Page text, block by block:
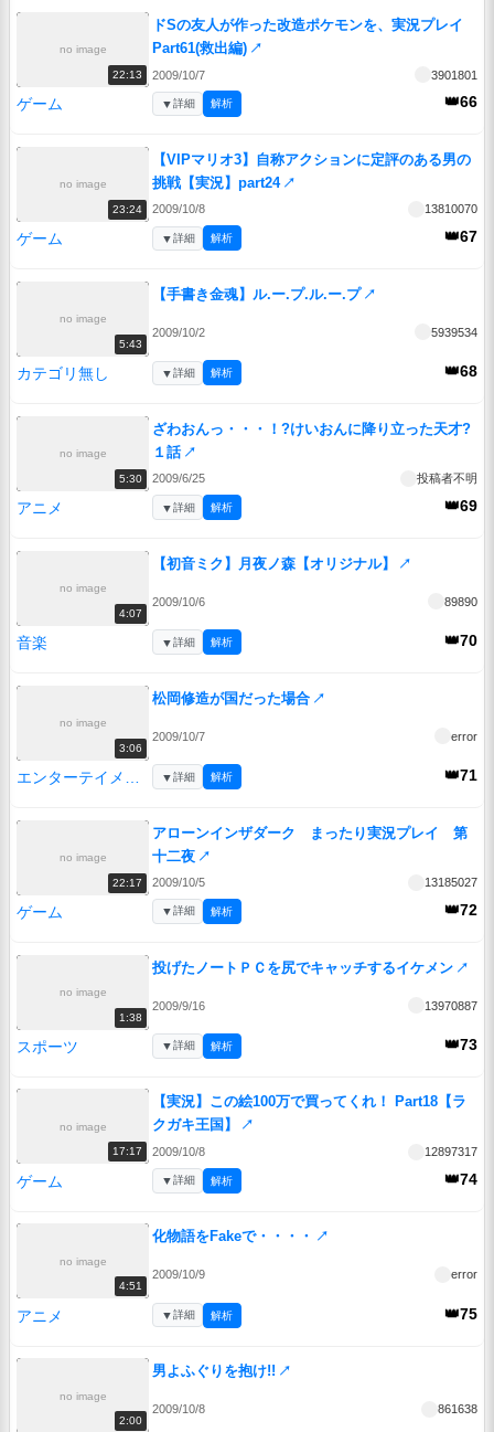
no image
22:13
ドSの友人が作った改造ポケモンを、実況プレイ
Part61(救出編) ↗
2009/10/7 3901801
ゲーム 👑66
▼詳細 解析
no image
23:24
【VIPマリオ3】自称アクションに定評のある男の
挑戦【実況】part24 ↗
2009/10/8 13810070
ゲーム 👑67
▼詳細 解析
no image
5:43
【手書き金魂】ル.ー.プ.ル.ー.プ ↗
2009/10/2 5939534
カテゴリ無し 👑68
▼詳細 解析
no image
5:30
ざわおんっ・・・！?けいおんに降り立った天才?
１話 ↗
2009/6/25 投稿者不明
アニメ 👑69
▼詳細 解析
no image
4:07
【初音ミク】月夜ノ森【オリジナル】 ↗
2009/10/6 89890
音楽 👑70
▼詳細 解析
no image
3:06
松岡修造が国だった場合 ↗
2009/10/7 error
👑71
▼詳細 解析
no image
22:17
アローンインザダーク まったり実況プレイ 第
十二夜 ↗
2009/10/5 13185027
ゲーム 👑72
▼詳細 解析
no image
1:38
投げたノートＰＣを尻でキャッチするイケメン ↗
2009/9/16 13970887
スポーツ 👑73
▼詳細 解析
no image
17:17
【実況】この絵100万で買ってくれ！ Part18【ラ
クガキ王国】
↗
2009/10/8 12897317
ゲーム 👑74
▼詳細 解析
no image
4:51
化物語をFakeで・・・・ ↗
2009/10/9 error
アニメ 👑75
▼詳細 解析
no image
2:00
男よふぐりを抱け!! ↗
2009/10/8 861638